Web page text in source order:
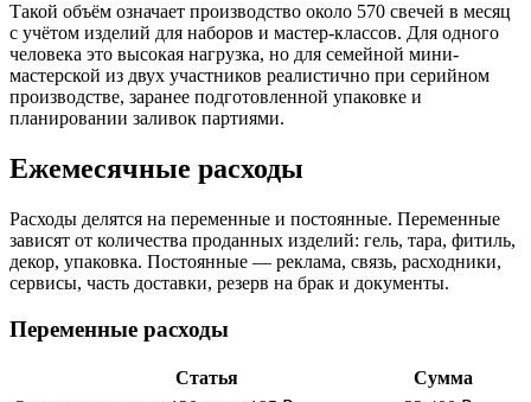
Такой объём означает производство около 570 свечей в месяц
с учётом изделий для наборов и мастер-классов. Для одного
человека это высокая нагрузка, но для семейной мини-
мастерской из двух участников реалистично при серийном
производстве, заранее подготовленной упаковке и
планировании заливок партиями.
Ежемесячные расходы
Расходы делятся на переменные и постоянные. Переменные
зависят от количества проданных изделий: гель, тара, фитиль,
декор, упаковка. Постоянные — реклама, связь, расходники,
сервисы, часть доставки, резерв на брак и документы.
Переменные расходы
Статья
Сумма